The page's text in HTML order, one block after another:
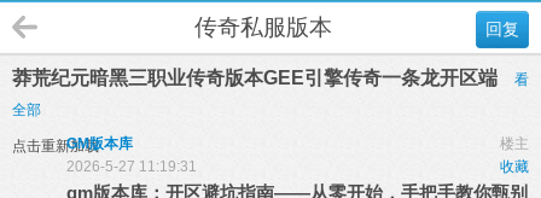
回复
传奇私服版本
莽荒纪元暗黑三职业传奇版本GEE引擎传奇一条龙开区端
看
全部
点击重新加载 楼主
GM版本库
收藏
2026-5-27 11:19:31
gm版本库 ：开区避坑指南——从零开始，手把手教你甄别